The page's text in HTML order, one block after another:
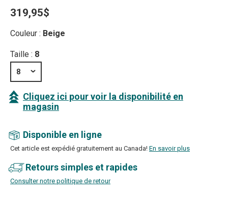
319,95$
Couleur : Beige
Taille : 8
8
Cliquez ici pour voir la disponibilité en
magasin
Disponible en ligne
Cet article est expédié gratuitement au Canada! En savoir plus
Retours simples et rapides
Consulter notre politique de retour